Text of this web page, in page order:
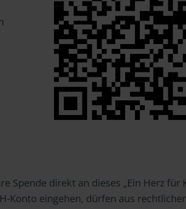
Spende direkt an dieses „Ein Herz für
Konto eingehen, dürfen aus